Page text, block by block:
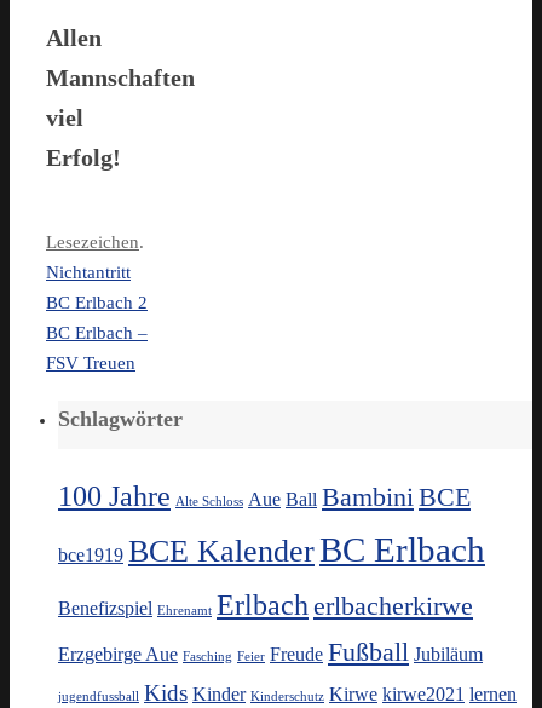
Allen
Mannschaften
viel
Erfolg!
Lesezeichen.
Nichtantritt
BC Erlbach 2
BC Erlbach –
FSV Treuen
Schlagwörter
100 Jahre Alte Schloss Aue Ball Bambini BCE
bce1919 BCE KalenderBC Erlbach
Benefizspiel Ehrenamt Erlbach erlbacherkirwe
Erzgebirge Aue Fasching Feier Freude Fußball Jubiläum
jugendfussball Kids Kinder Kinderschutz Kirwe kirwe2021 lernen